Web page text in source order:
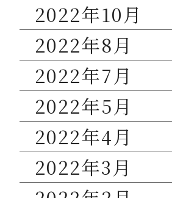
2022年10月
2022年8月
2022年7月
2022年5月
2022年4月
2022年3月